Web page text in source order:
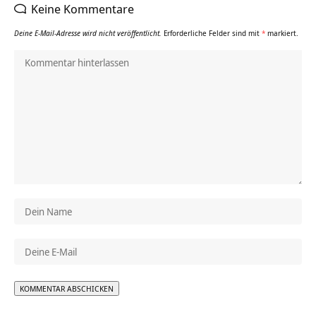
Keine Kommentare
Deine E-Mail-Adresse wird nicht veröffentlicht. Erforderliche Felder sind mit * markiert.